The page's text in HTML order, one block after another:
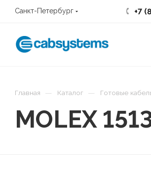
Санкт-Петербург +7
Главная — Каталог — Готовые
MOLEX